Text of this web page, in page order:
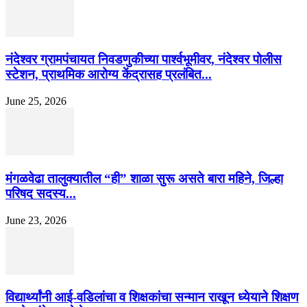
नंदेश्वर ग्रामपंचायत निवडणुकीच्या पार्श्वभूमीवर, नंदेश्वर पोलीस
स्टेशन, प्राथमिक आरोग्य केंद्रासह प्रलंबित...
June 25, 2026
मंगळवेढा तालुक्यातील “ही” शाळा सुरू असते बारा महिने, जिल्हा
परिषद सदस्य...
June 23, 2026
विद्यार्थ्यांनी आई-वडिलांचा व शिक्षकांचा सन्मान राखून ध्येयाने शिक्षण